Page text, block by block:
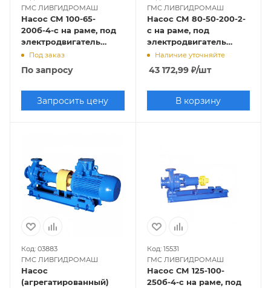
ГМС ЛИВГИДРОМАШ
Насос СМ 100-65-
200б-4-с на раме, под
электродвигатель
3х1500
Под заказ
По запросу
Запросить цену
ГМС ЛИВГИДРОМАШ
Насос СМ 80-50-200-2-
с на раме, под
электродвигатель
15х3000
Наличие уточняйте
43 172,99₽/шт
В корзину
Код: 03883
ГМС ЛИВГИДРОМАШ
Насос
(агрегатированный)
Код: 15531
ГМС ЛИВГИДРОМАШ
Насос СМ 125-100-
250б-4-с на раме, под